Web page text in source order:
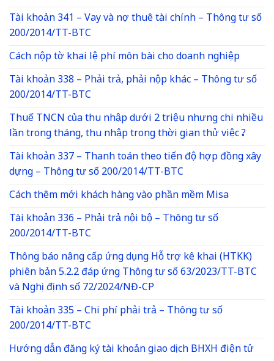
Tài khoản 341 – Vay và nợ thuê tài chính – Thông tư số
200/2014/TT-BTC
Cách nộp tờ khai lệ phí môn bài cho doanh nghiệp
Tài khoản 338 – Phải trả, phải nộp khác – Thông tư số
200/2014/TT-BTC
Thuế TNCN của thu nhập dưới 2 triệu nhưng chi nhiều
lần trong tháng, thu nhập trong thời gian thử việc ?
Tài khoản 337 – Thanh toán theo tiến độ hợp đồng xây
dựng – Thông tư số 200/2014/TT-BTC
Cách thêm mới khách hàng vào phần mềm Misa
Tài khoản 336 – Phải trả nội bộ – Thông tư số
200/2014/TT-BTC
Thông báo nâng cấp ứng dụng Hỗ trợ kê khai (HTKK)
phiên bản 5.2.2 đáp ứng Thông tư số 63/2023/TT-BTC
và Nghị định số 72/2024/NĐ-CP
Tài khoản 335 – Chi phí phải trả – Thông tư số
200/2014/TT-BTC
Hướng dẫn đăng ký tài khoản giao dịch BHXH điện tử